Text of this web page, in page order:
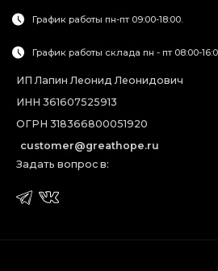
График работы пн-пт 09:00-18:00.
График работы склада пн - пт 08:00-
ИП Лапин Леонид Леонидович
ИНН 361607525913
ОГРН 318366800051920
customer@greathope.ru
Задать вопрос в: